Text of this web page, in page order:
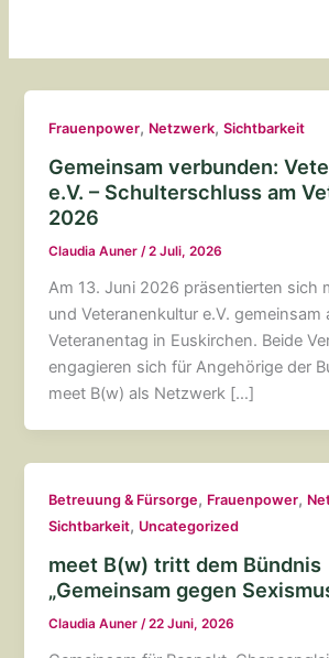
Frauenpower, Netzwerk,Sichtbarkeit
Gemeinsam verbunden:
e.V. – Schulterschluss am
2026
Claudia Auner /2 Juli, 2026
Am 13. Juni 2026 präsentierten sich
und Veteranenkultur e.V. gemeinsam
Veteranentag in Euskirchen. Beide
engagieren sich für Angehörige der
meet B(w) als Netzwerk […]
Betreuung & Fürsorge, Frauenpower,
Sichtbarkeit, Uncategorized
meet B(w) tritt dem Bündnis
„Gemeinsam gegen
Claudia Auner/22 Juni, 2026